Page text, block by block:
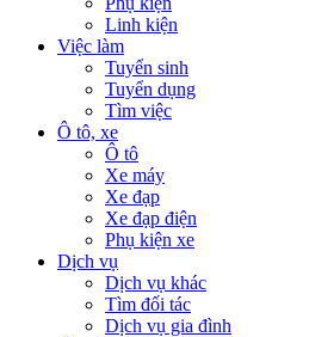
Linh kiện
Việc làm
Tuyển sinh
Tuyển dụng
Tìm việc
Ô tô, xe
Ô tô
Xe máy
Xe đạp
Xe đạp điện
Phụ kiện xe
Dịch vụ
Dịch vụ khác
Tìm đối tác
Dịch vụ gia đình